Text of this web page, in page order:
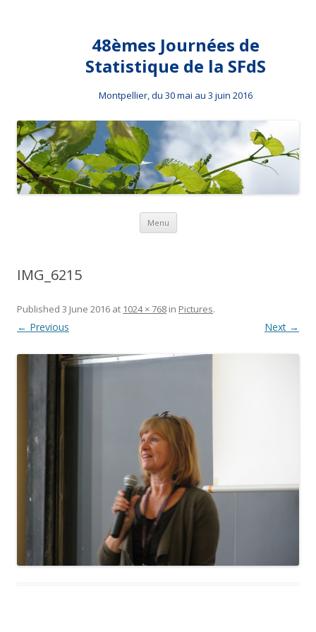
48èmes Journées de
Statistique de la SFdS
Montpellier, du 30 mai au 3 juin 2016
Menu Skip to content
IMG_6215
Published 3 June 2016 at 1024 × 768 in Pictures.
← Previous Next →